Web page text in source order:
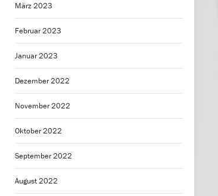
März 2023
Februar 2023
Januar 2023
Dezember 2022
November 2022
Oktober 2022
September 2022
August 2022